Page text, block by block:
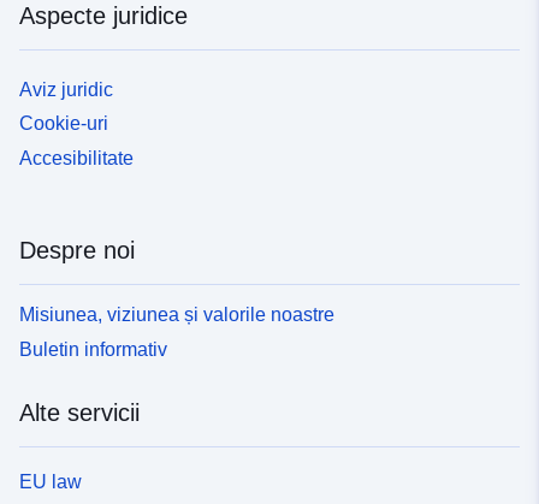
Aspecte juridice
Aviz juridic
Cookie-uri
Accesibilitate
Despre noi
Misiunea, viziunea și valorile noastre
Buletin informativ
Alte servicii
EU law